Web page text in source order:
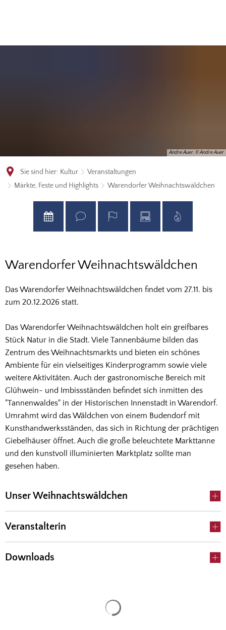
Andre Auer, © Andre Auer
Sie sind hier: Kultur
Veranstaltungen
Märkte, Feste und Highlights
Warendorfer Weihnachtswäldchen
Warendorfer
Weihnachtswäldchen
Warendorfer Weihnachtswäldchen
Das Warendorfer Weihnachtswäldchen findet vom 27.11. bis
zum 20.12.2026 statt.
Das Warendorfer Weihnachtswäldchen holt ein greifbares
Stück Natur in die Stadt. Viele Tannenbäume bilden das
Zentrum des Weihnachtsmarkts und bieten ein schönes
Ambiente für ein vielseitiges Kinderprogramm sowie viele
weitere Aktivitäten. Auch der gastronomische Bereich mit
Glühwein- und Imbissständen befindet sich inmitten des
"Tannenwaldes" in der Historischen Innenstadt in Warendorf.
Umrahmt wird das Wäldchen von einem Budendorf mit
Kunsthandwerksständen, das sich in Richtung der prächtigen
Giebelhäuser öffnet. Auch die große beleuchtete Markttanne
und den kunstvoll illuminierten Marktplatz sollte man
gesehen haben.
Unser Weihnachtswäldchen
Veranstalterin
Downloads